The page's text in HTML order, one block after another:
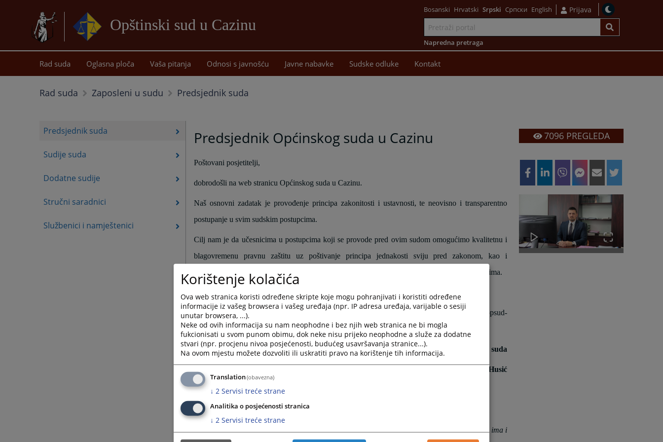
Opštinski sud u Cazinu
sadržaj
Bosanski Hrvatski Srpski Српски English Prijava
Napredna pretraga
Rad suda Oglasna ploča Vaša pitanja Odnosi s javnošću Javne nabavke Sudske odluke Kontakt
Rad suda Zaposleni u sudu Predsjednik suda
Predsjednik suda
Sudije suda
Dodatne sudije
Stručni saradnici
Službenici i namještenici
Predsjednik Općinskog suda u Cazinu
Poštovani posjetitelji,
dobrodošli na web stranicu Općinskog suda u Cazinu.
Naš osnovni zadatak je provođenje principa zakonitosti i ustavnosti, te neovisno i transparentno
postupanje u svim sudskim postupcima.
Cilj nam je da učesnicima u postupcima koji se provode pred ovim sudom omogućimo kvalitetnu i
blagovremenu pravnu zaštitu uz poštivanje principa jednakosti sviju pred zakonom, kao i
uspostavljanje povjerenja građana u objektivno i nepristrasno postupanje sudija u svim predmetima.
Iskreno se nadamo da ćete na našoj web stranici pronaći potrebne informacije.
Vaša mišljenja, kritike, prijedloge i sugestije o web stranici možete dostaviti putem emaila
opsud-
cazin@pravosudje.ba
Predsjednik suda
Erol Husić
KRATKA BIOGRAFIJA:
Predsjednik Općinskog suda u Cazinu Erol Husić rođen je 11.04.1984. godine u Bihaću, gdje ima i
7096PREGLEDA
Korištenje kolačića
Ova web stranica koristi određene skripte koje mogu pohranjivati i koristiti određene
informacije iz vašeg browsera i vašeg uređaja (npr. IP adresa uređaja, varijable o sesiji
unutar browsera, ...).
Neke od ovih informacija su nam neophodne i bez njih web stranica ne bi mogla
fukcionisati u svom punom obimu, dok neke nisu prijeko neophodne a služe za dodatne
stvari (npr. procjenu nivoa posjećenosti, budućeg usavršavanja stranice...).
Na ovom mjestu možete dozvoliti ili uskratiti pravo na korištenje tih informacija.
Translation(obavezna)
↓ 2 Servisi treće strane
Analitika o posjećenosti stranica
↓ 2 Servisi treće strane